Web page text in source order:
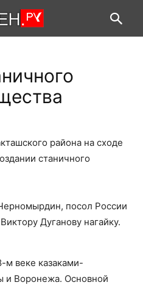
района на сходе
станичного
посол России
Дуганову нагайку.
м веке казаками-
и Воронежа. Основной